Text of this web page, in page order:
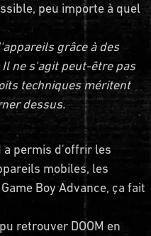
peu importe à quel
grâce à des
ne s'agit peut-être pas
techniques méritent
dessus.
a permis d'offrir les
mobiles, les
Boy Advance, ça fait
retrouver DOOM en